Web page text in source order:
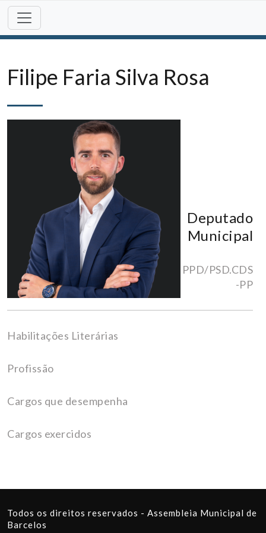
Skip
content
Filipe Faria Silva Rosa
Deputado
Municipal
PPD/PSD.CDS
-PP
Habilitações Literárias
Profissão
Cargos que desempenha
Cargos exercidos
Todos os direitos reservados - Assembleia Municipal de
Barcelos